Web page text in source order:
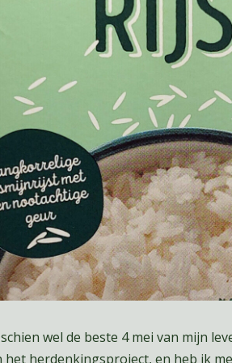
wel de beste 4 mei van mijn
het herdenkingsproject, en heb ik